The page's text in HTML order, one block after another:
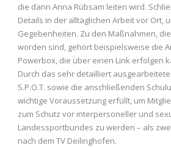
die dann Anna Rübsam leiten wird.
Details in der alltäglichen Arbeit vor Ort,
Gegebenheiten. Zu den Maßnahmen,
worden sind, gehört beispielsweise die
Powerbox, die über einen Link erfolgen
Durch das sehr detailliert
S.P.O.T. sowie die anschließenden
wichtige Voraussetzung erfüllt, um
zum Schutz vor interpersoneller und
Landessportbundes zu werden – als
nach dem TV Deilinghofen.